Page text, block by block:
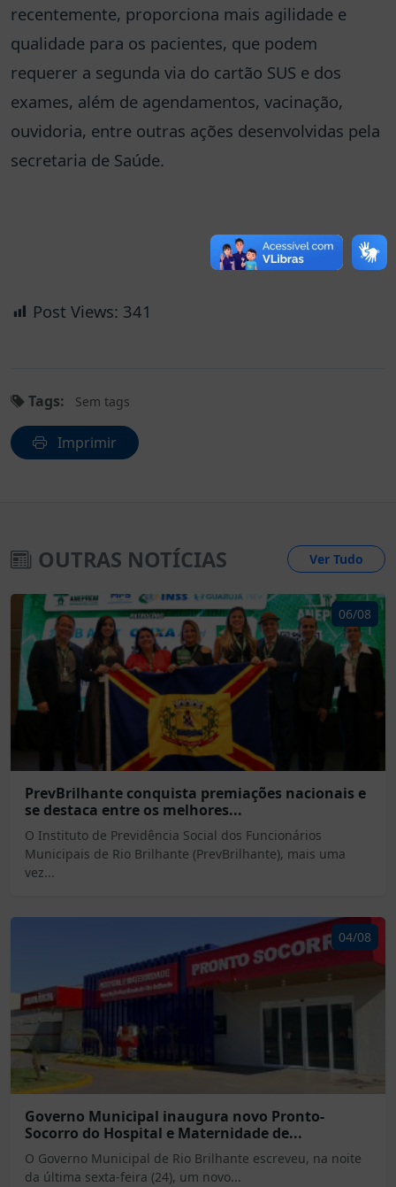
recentemente, proporciona mais agilidade e
qualidade para os pacientes, que podem
requerer a segunda via do cartão SUS e dos
exames, além de agendamentos, vacinação,
ouvidoria, entre outras ações desenvolvidas pela
secretaria de Saúde.
Post Views: 341
Tags: Sem tags
Imprimir
OUTRAS NOTÍCIAS Ver Tudo
06/08
PrevBrilhante conquista premiações nacionais e
se destaca entre os melhores...
O Instituto de Previdência Social dos Funcionários
Municipais de Rio Brilhante (PrevBrilhante), mais uma
vez...
04/08
Governo Municipal inaugura novo Pronto-
Socorro do Hospital e Maternidade de...
O Governo Municipal de Rio Brilhante escreveu, na noite
da última sexta-feira (24), um novo...